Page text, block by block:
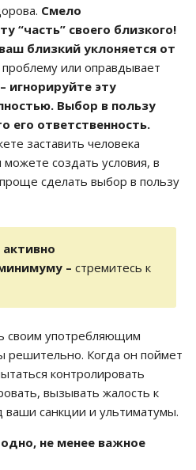
Смело
“часть” своего близкого!
близкий уклоняется от
или оправдывает
– игнорируйте эту
Выбор в пользу
его ответственность.
заставить человека
создать условия, в
сделать выбор в пользу
– стремитесь к
своим употребляющим
решительно. Когда он поймет
контролировать
вызывать жалость к
ваши санкции и ультиматумы.
не менее важное